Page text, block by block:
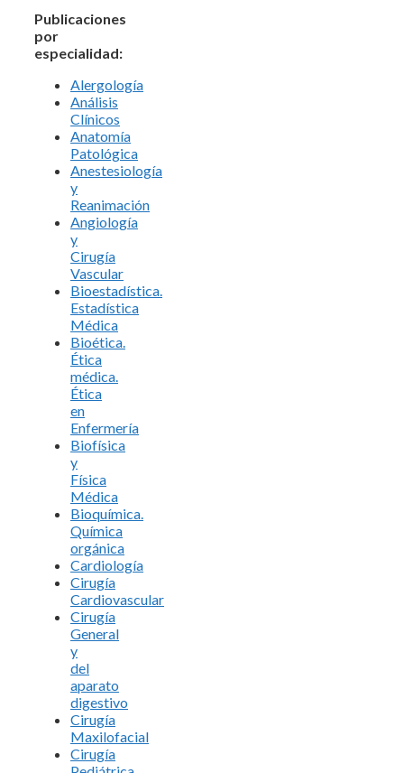
Publicaciones
por
especialidad:
Alergología
Análisis
Clínicos
Anatomía
Patológica
Anestesiología
y
Reanimación
Angiología
y
Cirugía
Vascular
Bioestadística.
Estadística
Médica
Bioética.
Ética
médica.
Ética
en
Enfermería
Biofísica
y
Física
Médica
Bioquímica.
Química
orgánica
Cardiología
Cirugía
Cardiovascular
Cirugía
General
y
del
aparato
digestivo
Cirugía
Maxilofacial
Cirugía